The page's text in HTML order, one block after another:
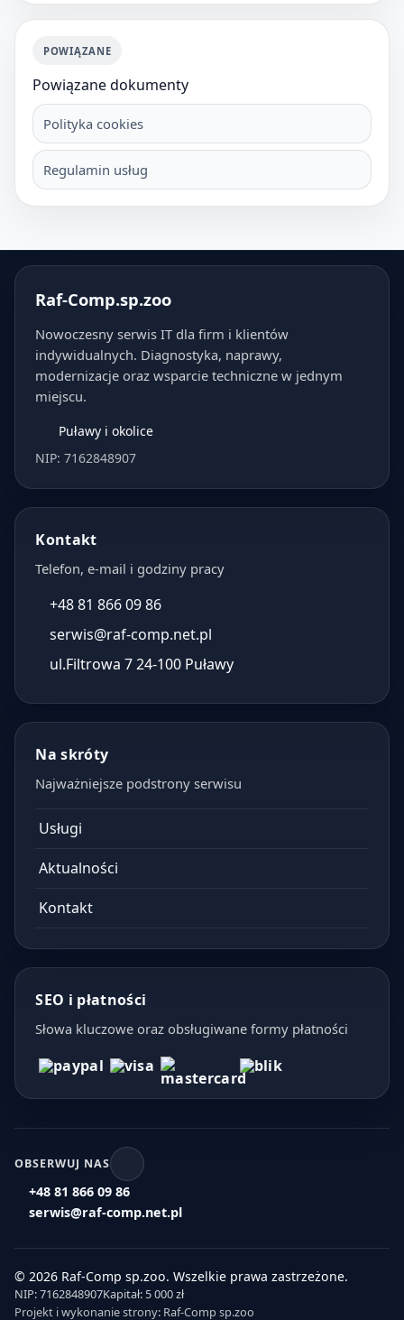
POWIĄZANE
Powiązane dokumenty
Polityka cookies
Regulamin usług
Raf-Comp.sp.zoo
Nowoczesny serwis IT dla firm i klientów
indywidualnych. Diagnostyka, naprawy,
modernizacje oraz wsparcie techniczne w jednym
miejscu.
Puławy i okolice
NIP: 7162848907
Kontakt
Telefon, e-mail i godziny pracy
+48 81 866 09 86
serwis@raf-comp.net.pl
ul.Filtrowa 7 24-100 Puławy
Na skróty
Najważniejsze podstrony serwisu
Usługi
Aktualności
Kontakt
SEO i płatności
Słowa kluczowe oraz obsługiwane formy płatności
OBSERWUJ NAS
+48 81 866 09 86
serwis@raf-comp.net.pl
© 2026 Raf-Comp sp.zoo. Wszelkie prawa zastrzeżone.
NIP: 7162848907Kapitał: 5 000 zł
Projekt i wykonanie strony: Raf-Comp sp.zoo